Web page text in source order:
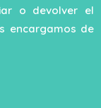
o devolver el
encargamos de